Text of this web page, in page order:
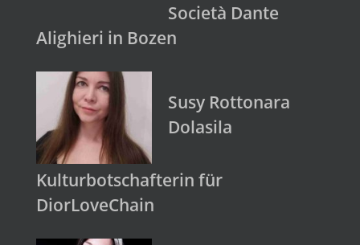
Società Dante
Alighieri in Bozen
Susy Rottonara
Dolasila
Kulturbotschafterin für
DiorLoveChain